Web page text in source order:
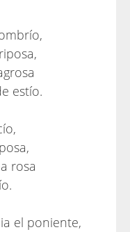
estío.
rosa
el poniente,